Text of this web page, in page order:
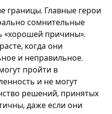
границы. Главные герои
сомнительные
«хорошей причины».
когда они
и неправильное.
пройти в
и не могут
решений, принятых
даже если они